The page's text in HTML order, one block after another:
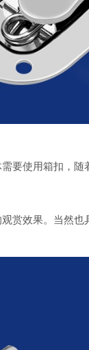
要使用箱扣，
赏效果。当然也